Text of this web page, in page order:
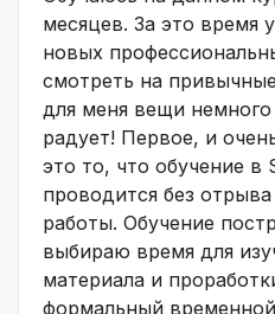
месяцев. За это время
новых
смотреть на
для меня вещи
радует! Первое, и
это то, что обучение в
проводится без
работы. Обучение
выбираю время для
материала и
формальный